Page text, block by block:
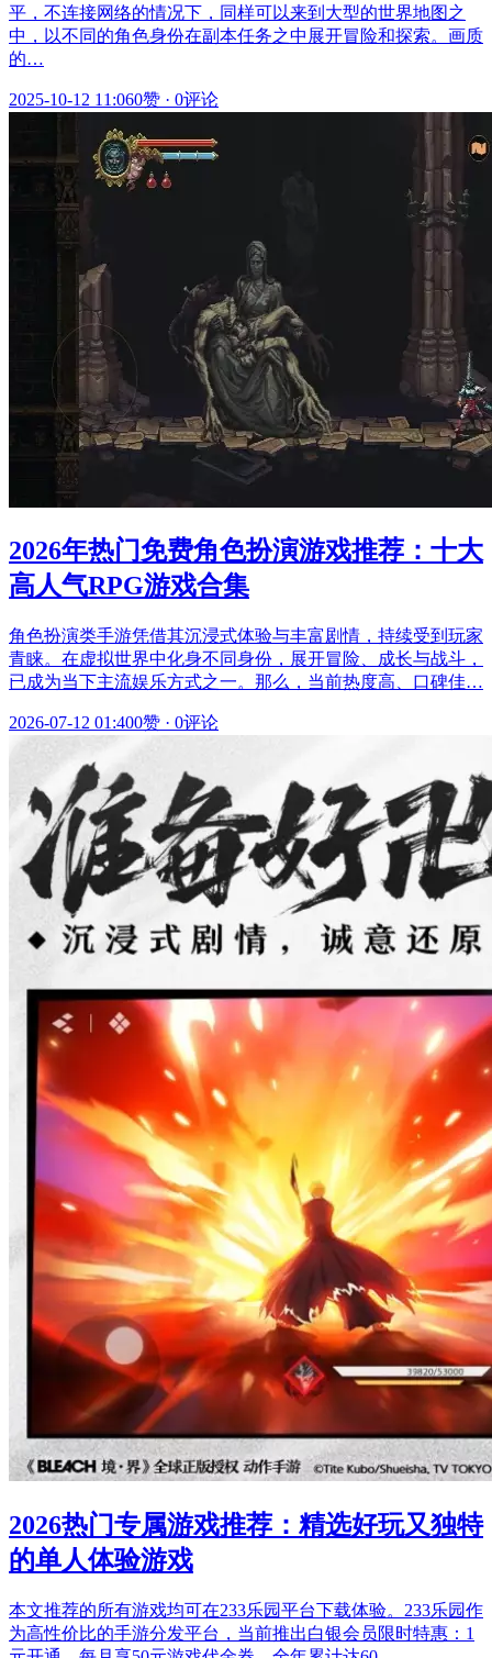
平，不连接网络的情况下，同样可以来到大型的世界地图之
中，以不同的角色身份在副本任务之中展开冒险和探索。画质
的…
2025-10-12 11:060赞 · 0评论
2026年热门免费角色扮演游戏推荐：十大
高人气RPG游戏合集
角色扮演类手游凭借其沉浸式体验与丰富剧情，持续受到玩家
青睐。在虚拟世界中化身不同身份，展开冒险、成长与战斗，
已成为当下主流娱乐方式之一。那么，当前热度高、口碑佳…
2026-07-12 01:400赞 · 0评论
2026热门专属游戏推荐：精选好玩又独特
的单人体验游戏
本文推荐的所有游戏均可在233乐园平台下载体验。233乐园作
为高性价比的手游分发平台，当前推出白银会员限时特惠：1